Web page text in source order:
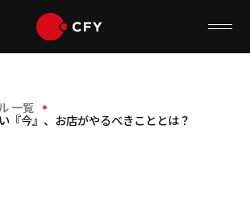
一覧
『今』、お店がやるべきこととは？